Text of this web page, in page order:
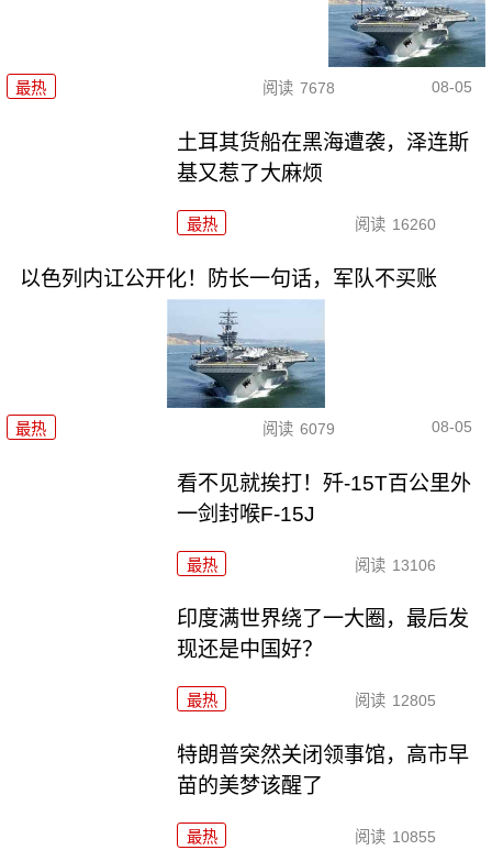
最热 阅读 7678 08-05
土耳其货船在黑海遭袭，泽连斯
基又惹了大麻烦
最热 阅读 16260
以色列内讧公开化！防长一句话，军队不买账
最热 阅读 6079 08-05
看不见就挨打！歼-15T百公里外
一剑封喉F-15J
最热 阅读 13106
印度满世界绕了一大圈，最后发
现还是中国好？
最热 阅读 12805
特朗普突然关闭领事馆，高市早
苗的美梦该醒了
最热 阅读 10855